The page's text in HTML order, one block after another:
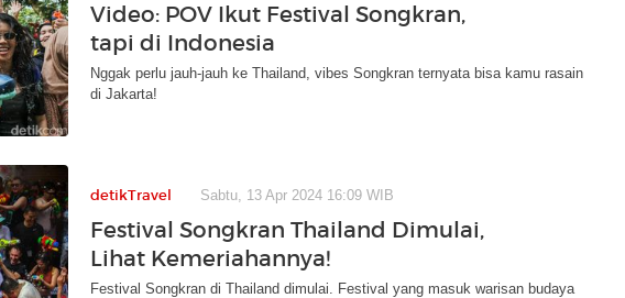
Video: POV Ikut Festival Songkran,
tapi di Indonesia
Nggak perlu jauh-jauh ke Thailand, vibes Songkran ternyata bisa kamu rasain
di Jakarta!
detikTravel Sabtu, 13 Apr 2024 16:09 WIB
Festival Songkran Thailand Dimulai,
Lihat Kemeriahannya!
Festival Songkran di Thailand dimulai. Festival yang masuk warisan budaya